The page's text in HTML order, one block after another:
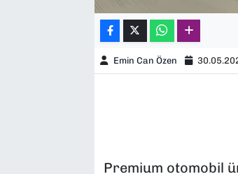
Emin Can Özen
Premium otomobil